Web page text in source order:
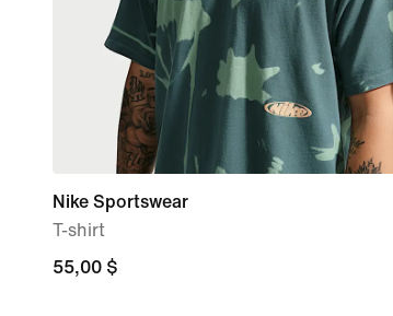
Nike Sportswear
T-shirt
55,00 $
55,00 $